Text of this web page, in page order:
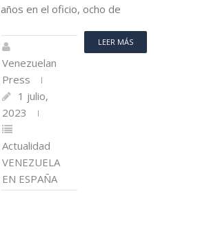
años en el oficio, ocho de
LEER MÁS
Venezuelan
Press
1 julio,
2023
Actualidad
VENEZUELA
EN ESPAÑA